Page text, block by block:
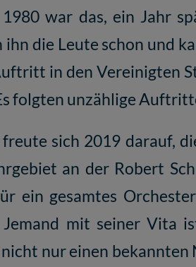
1980 war das, ein Jahr
ihn die Leute schon und
in den Vereinigten
folgten unzählige
freute sich 2019 darauf,
an der Robert
ein gesamtes
Jemand mit seiner Vita
nur einen